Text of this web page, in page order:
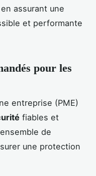
assurant une
et performante
pour les
entreprise (PME)
fiables et
de
une protection